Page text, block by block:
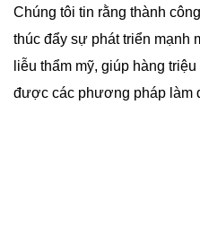
Chúng tôi tin rằng thành
thúc đẩy sự phát triển mạnh
liễu thẩm mỹ, giúp hàng
được các phương pháp làm